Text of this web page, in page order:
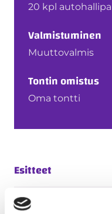
20 kpl
Valmistuminen
Muuttovalmis
Tontin omistus
Oma tontti
Esitteet